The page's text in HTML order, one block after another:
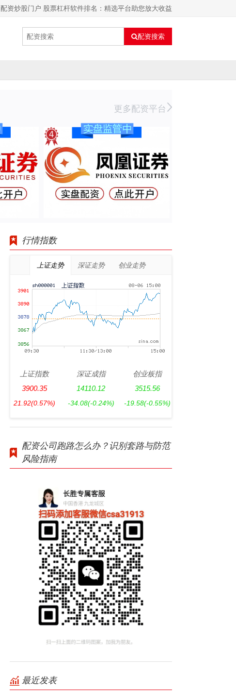
配资炒股门户 股票杠杆软件排名：精选平台助您放大收益
配资搜索
更多配资平台
行情指数
上证走势 深证走势 创业走势
上证指数
3900.35
21.92(0.57%)
深证成指
14110.12
-34.08(-0.24%)
创业板指
3515.56
-19.58(-0.55%)
配资公司跑路怎么办？识别套路与防范
风险指南
最近发表